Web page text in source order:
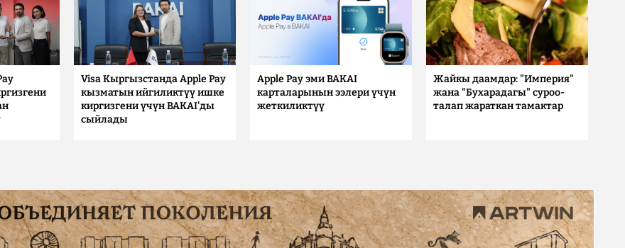
Visa Кыргызстанда Apple Pay
кызматын ийгиликтүү ишке
киргизгени үчүн BAKAI'ды
сыйлады
Apple Pay эми BAKAI
карталарынын ээлери үчүн
жеткиликтүү
Жайкы даамдар: "Империя"
жана "Бухарадагы" суроо-
талап жараткан тамактар